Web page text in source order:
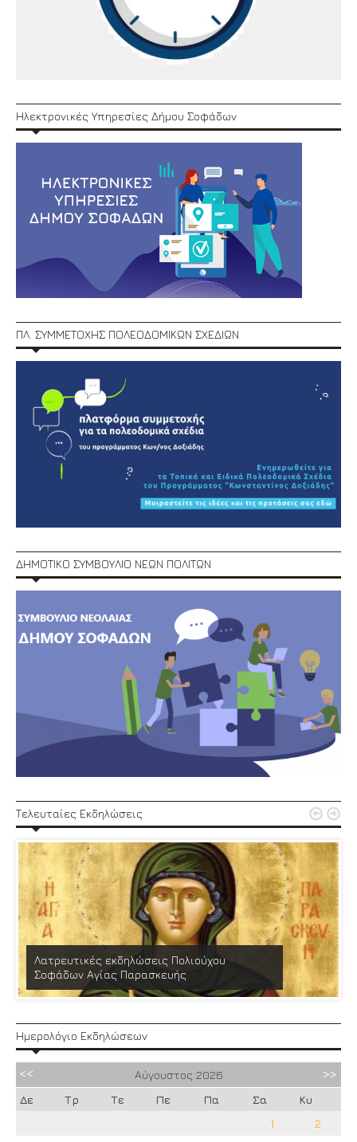
Ηλεκτρονικές Υπηρεσίες Δήμου Σοφάδων
ΠΛ. ΣΥΜΜΕΤΟΧΗΣ ΠΟΛΕΟΔΟΜΙΚΩΝ ΣΧΕΔΙΩΝ
ΔΗΜΟΤΙΚΟ ΣΥΜΒΟΥΛΙΟ ΝΕΩΝ ΠΟΛΙΤΩΝ
Τελευταίες Εκδηλώσεις
Λατρευτικές εκδηλώσεις Πολιούχου
Σοφάδων Αγίας Παρασκευής
 
Ημερολόγιο Εκδηλώσεων
Αύγουστος 2026
Δε
Τρ Τε Πε Πα Σα
Κυ
1
2